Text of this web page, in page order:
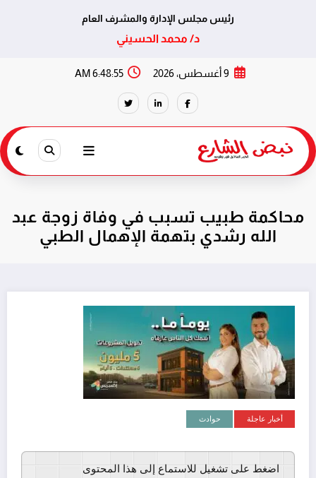
رئيس مجلس الإدارة والمشرف العام
د/ محمد الحسيني
9 أغسطس، 2026 6:48:56 AM
محاكمة طبيب تسبب في وفاة زوجة عبد
الله رشدي بتهمة الإهمال الطبي
أخبار عاجلة حوادث
اضغط على تشغيل للاستماع إلى هذا المحتوى